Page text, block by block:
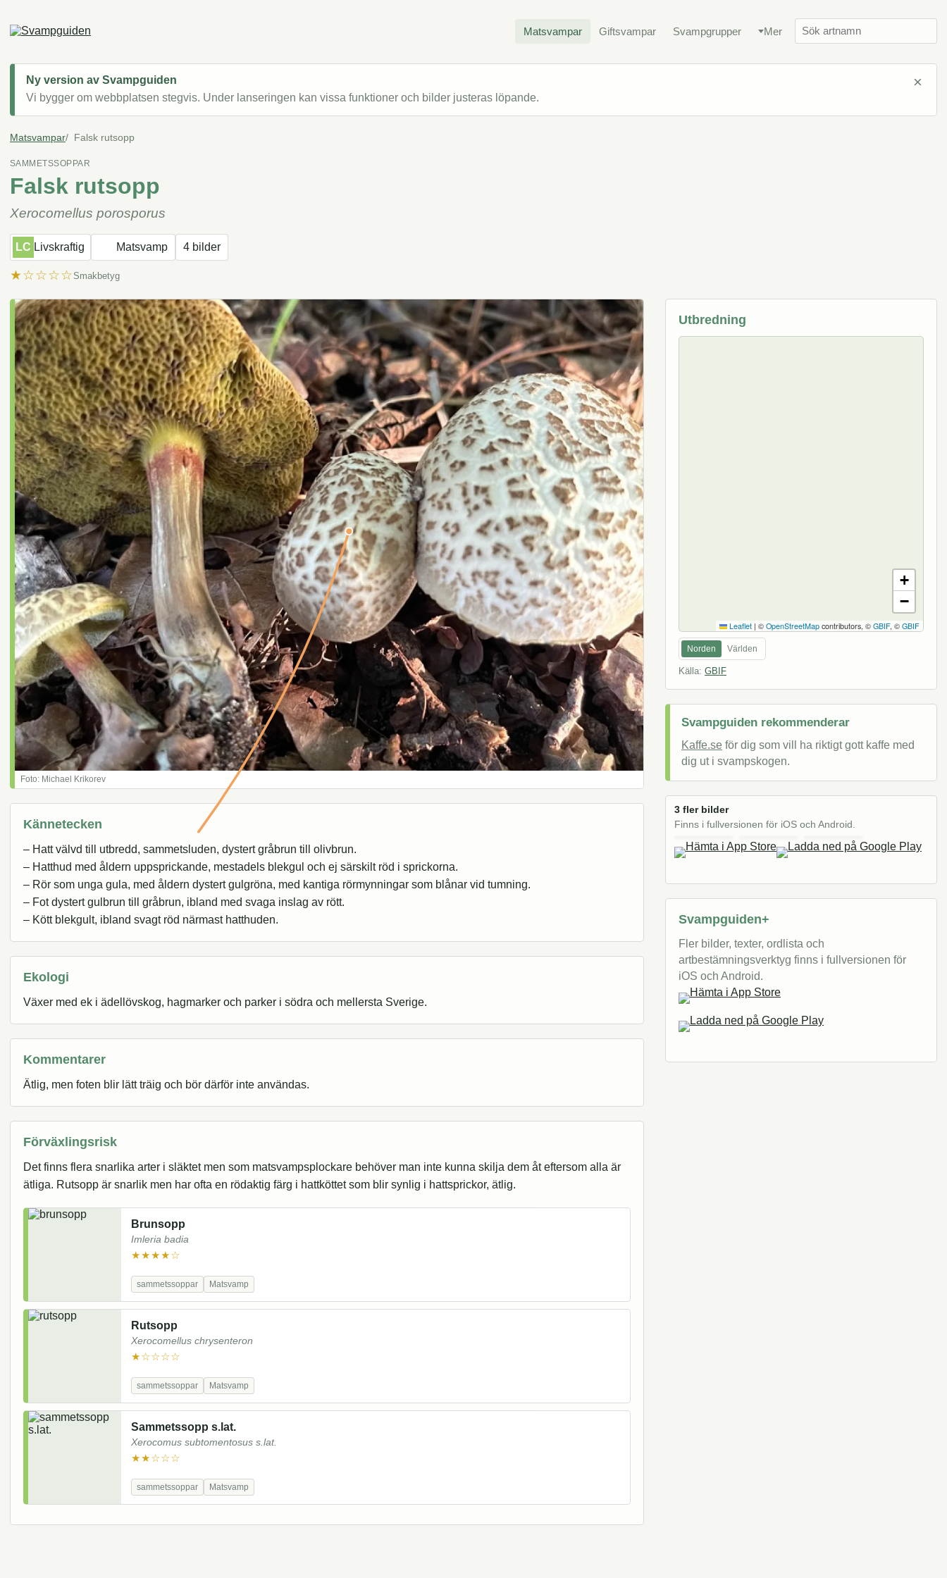
Matsvampar Giftsvampar Svampgrupper Mer
Ny version av Svampguiden
Vi bygger om webbplatsen stegvis. Under lanseringen kan vissa funktioner och bilder justeras löpande.
×
Matsvampar Falsk rutsopp
SAMMETSSOPPAR
Falsk rutsopp
Xerocomellus porosporus
LC Livskraftig Matsvamp 4 bilder
★☆☆☆☆ Smakbetyg
Foto: Michael Krikorev
Kännetecken
– Hatt välvd till utbredd, sammetsluden, dystert gråbrun till olivbrun.
– Hatthud med åldern uppsprickande, mestadels blekgul och ej särskilt röd i sprickorna.
– Rör som unga gula, med åldern dystert gulgröna, med kantiga rörmynningar som blånar vid tumning.
– Fot dystert gulbrun till gråbrun, ibland med svaga inslag av rött.
– Kött blekgult, ibland svagt röd närmast hatthuden.
Ekologi
Växer med ek i ädellövskog, hagmarker och parker i södra och mellersta Sverige.
Kommentarer
Ätlig, men foten blir lätt träig och bör därför inte användas.
Förväxlingsrisk
Det finns flera snarlika arter i släktet men som matsvampsplockare behöver man inte kunna skilja dem åt eftersom alla är
ätliga. Rutsopp är snarlik men har ofta en rödaktig färg i hattköttet som blir synlig i hattsprickor, ätlig.
Brunsopp
Imleria badia
★★★★☆
sammetssoppar Matsvamp
Rutsopp
Xerocomellus chrysenteron
★☆☆☆☆
sammetssoppar Matsvamp
Sammetssopp s.lat.
Xerocomus subtomentosus s.lat.
★★☆☆☆
sammetssoppar Matsvamp
Utbredning
+
−
Leaflet | © OpenStreetMap contributors, © GBIF, © GBIF
Norden Världen
Källa: GBIF
Svampguiden rekommenderar
Kaffe.se för dig som vill ha riktigt gott kaffe med
dig ut i svampskogen.
3 fler bilder
Finns i fullversionen för iOS och Android.
Svampguiden+
Fler bilder, texter, ordlista och
artbestämningsverktyg finns i fullversionen för
iOS och Android.